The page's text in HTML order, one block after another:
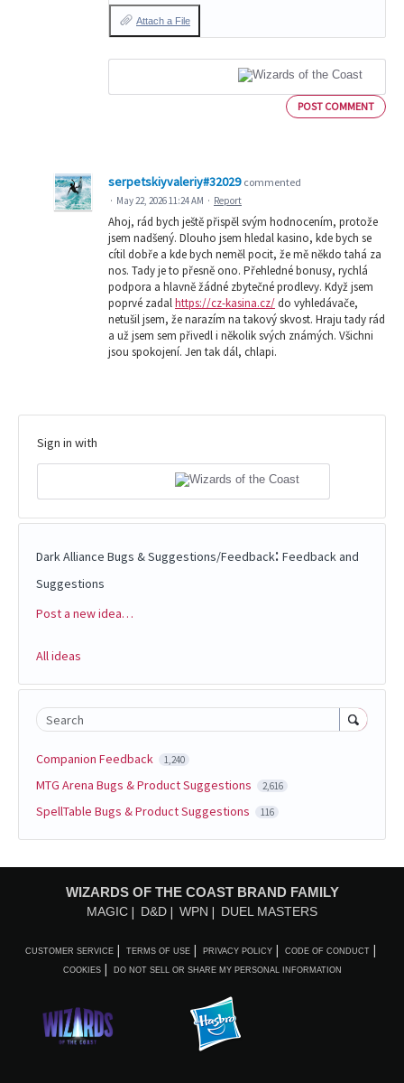
Attach a File
POST COMMENT
serpetskiyvaleriy#32029 commented
· May 22, 2026 11:24 AM · Report
Ahoj, rád bych ještě přispěl svým hodnocením, protože
jsem nadšený. Dlouho jsem hledal kasino, kde bych se
cítil dobře a kde bych neměl pocit, že mě někdo tahá za
nos. Tady je to přesně ono. Přehledné bonusy, rychlá
podpora a hlavně žádné zbytečné prodlevy. Když jsem
poprvé zadalhttps://cz-kasina.cz/do vyhledávače,
netušil jsem, že narazím na takový skvost. Hraju tady rád
a už jsem sem přivedl i několik svých známých. Všichni
jsou spokojení. Jen tak dál, chlapi.
Sign in with
Dark Alliance Bugs & Suggestions/Feedback: Feedback and
Suggestions
Categories
Post a new idea…
All ideas
Search
Companion Feedback 1,240
MTG Arena Bugs & Product Suggestions 2,616
SpellTable Bugs & Product Suggestions 116
WIZARDS OF THE COAST BRAND FAMILY
MAGIC D&D WPN DUEL MASTERS
CUSTOMER SERVICE TERMS OF USE PRIVACY POLICY CODE OF CONDUCT
COOKIES DO NOT SELL OR SHARE MY PERSONAL INFORMATION